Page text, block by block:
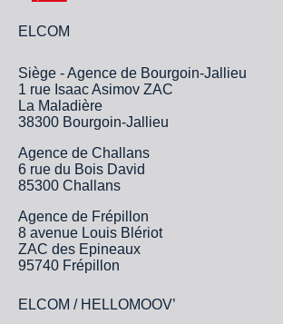
ELCOM
Siège - Agence de Bourgoin-Jallieu
1 rue Isaac Asimov ZAC
La Maladière
38300 Bourgoin-Jallieu
Agence de Challans
6 rue du Bois David
85300 Challans
Agence de Frépillon
8 avenue Louis Blériot
ZAC des Epineaux
95740 Frépillon
ELCOM / HELLOMOOV’